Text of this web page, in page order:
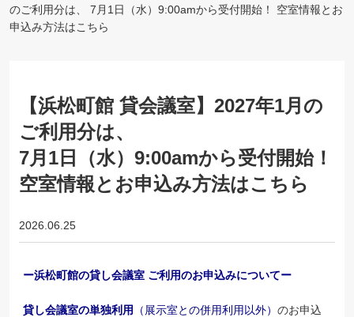
のご利用分は、 7月1日（水）9:00amから受付開始！ 空室情報とお
申込み方法はこちら
【浜松町館 貸会議室】2027年1月の
ご利用分は、
7月1日（水）9:00amから受付開始！
空室情報とお申込み方法はこちら
2026.06.25
ー浜松町館の貸し会議室 ご利用のお申込みについてー
貸し会議室の単独利用 （展示室との併用利用以外） のお申込